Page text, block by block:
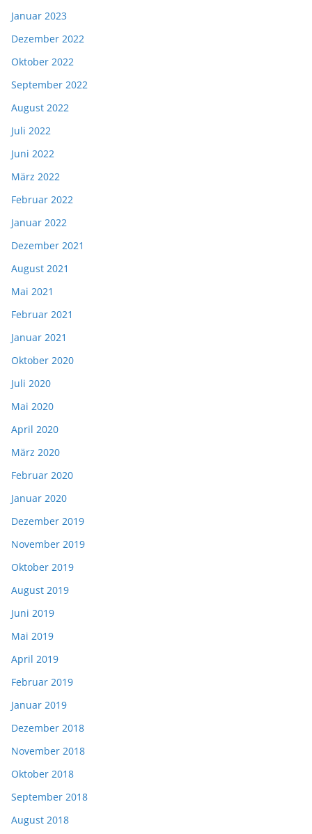
Januar 2023
Dezember 2022
Oktober 2022
September 2022
August 2022
Juli 2022
Juni 2022
März 2022
Februar 2022
Januar 2022
Dezember 2021
August 2021
Mai 2021
Februar 2021
Januar 2021
Oktober 2020
Juli 2020
Mai 2020
April 2020
März 2020
Februar 2020
Januar 2020
Dezember 2019
November 2019
Oktober 2019
August 2019
Juni 2019
Mai 2019
April 2019
Februar 2019
Januar 2019
Dezember 2018
November 2018
Oktober 2018
September 2018
August 2018